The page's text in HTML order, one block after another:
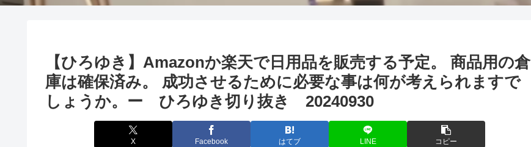
【ひろゆき】Amazonか楽天で日用品を販売する予定。 商品用の倉
庫は確保済み。 成功させるために必要な事は何が考えられますで
しょうか。ー ひろゆき切り抜き 20240930
X Facebook はてブ LINE コピー